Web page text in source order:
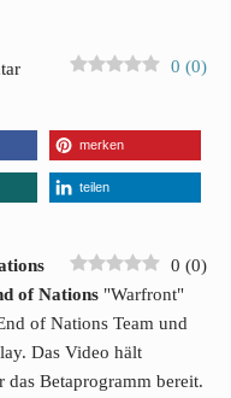
0 (0)
merken
teilen
0 (0)
of Nations "Warfront"
of Nations Team und
Das Video hält
Betaprogramm bereit.